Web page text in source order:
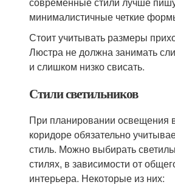
минималистичные четкие
Стоит учитывать размеры
Люстра не должна занимать
и слишком низко свисать.
Стили светильников
При планировании освещения
коридоре обязательно
стиль. Можно выбирать
стилях, в зависимости от
интерьера. Некоторые из них: